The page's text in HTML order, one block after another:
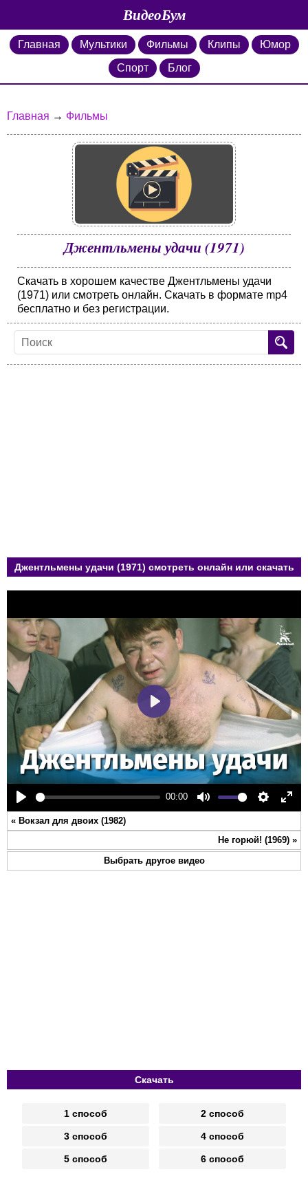
ВидеоБум
Главная Мультики Фильмы Клипы
Юмор
Спорт
Блог
Главная → Фильмы
Джентльмены удачи (1971)
Скачать в хорошем качестве Джентльмены удачи
(1971) или смотреть онлайн. Скачать в формате mp4
бесплатно и без регистрации.
Джентльмены удачи (1971) смотреть онлайн или скачать
Play
00:00
Mute Settings
Play
« Вокзал для двоих (1982)
Не горюй! (1969) »
Выбрать другое видео
Скачать
1 способ 2 способ
3 способ 4 способ
5 способ 6 способ